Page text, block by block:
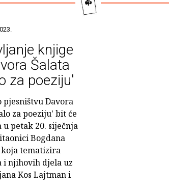
knjige
Šalata
za poeziju'
pjesništvu Davora
za poeziju' bit će
petak 20. siječnja
Bogdana
tematizira
njihovih djela uz
Kos Lajtman i